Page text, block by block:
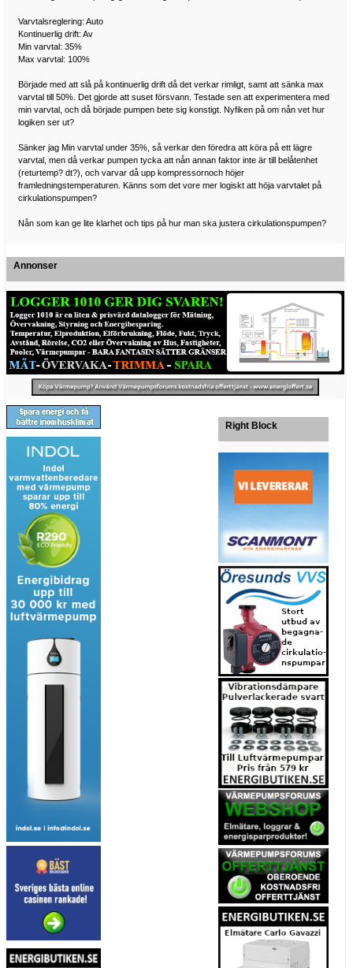
Varvtalsreglering: Auto
Kontinuerlig drift: Av
Min varvtal: 35%
Max varvtal: 100%
Började med att slå på kontinuerlig drift då det verkar rimligt, samt att sänka max
varvtal till 50%. Det gjorde att suset försvann. Testade sen att experimentera med
min varvtal, och då började pumpen bete sig konstigt. Nyfiken på om nån vet hur
logiken ser ut?
Sänker jag Min varvtal under 35%, så verkar den föredra att köra på ett lägre
varvtal, men då verkar pumpen tycka att nån annan faktor inte är till belåtenhet
(returtemp? dt?), och varvar då upp kompressornoch höjer
framledningstemperaturen. Känns som det vore mer logiskt att höja varvtalet på
cirkulationspumpen?
Nån som kan ge lite klarhet och tips på hur man ska justera cirkulationspumpen?
Annonser
Right Block